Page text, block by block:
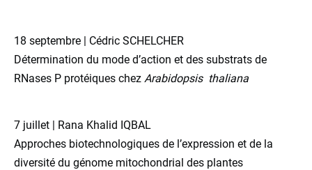
18 septembre | Cédric SCHELCHER
Détermination du mode d’action et des substrats de
RNases P protéiques chez Arabidopsis thaliana
7 juillet | Rana Khalid IQBAL
Approches biotechnologiques de l’expression et de la
diversité du génome mitochondrial des plantes